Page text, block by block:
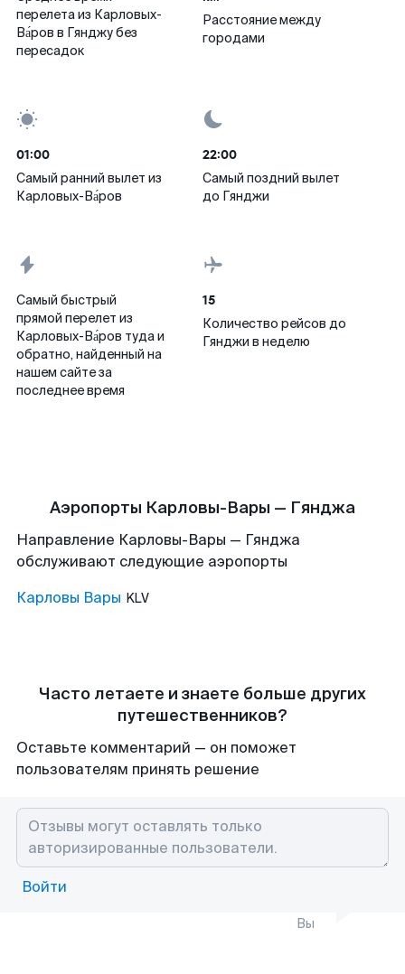
перелета из Карловых-
Ва́ров в Гянджу без
пересадок
Расстояние между
городами
01:00
Самый ранний вылет из
Карловых-Ва́ров
22:00
Самый поздний вылет
до Гянджи
Самый быстрый
прямой перелет из
Карловых-Ва́ров туда и
обратно, найденный на
нашем сайте за
последнее время
15
Количество рейсов до
Гянджи в неделю
Аэропорты Карловы-Вары — Гянджа
Направление Карловы-Вары — Гянджа
обслуживают следующие аэропорты
Карловы Вары KLV
Часто летаете и знаете больше других
путешественников?
Оставьте комментарий — он поможет
пользователям принять решение
Войти
Вы